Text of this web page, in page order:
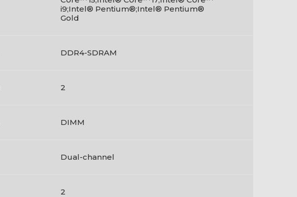
i9;Intel® Pentium®;Intel® Pentium®
Gold
DDR4-SDRAM
2
DIMM
Dual-channel
2